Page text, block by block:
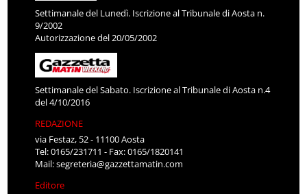
Settimanale del Lunedì. Iscrizione al Tribunale di Aosta n.
9/2002
Autorizzazione del 20/05/2002
Settimanale del Sabato. Iscrizione al Tribunale di Aosta n.4
del 4/10/2016
REDAZIONE
via Festaz, 52 - 11100 Aosta
Tel: 0165/231711 - Fax: 0165/1820141
Mail:segreteria@gazzettamatin.com
Editore